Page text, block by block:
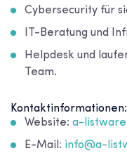
Cybersecurity für
IT-Beratung und
Helpdesk und
Team.
Kontaktinformationen:
Website: a-
E-Mail: info@a-